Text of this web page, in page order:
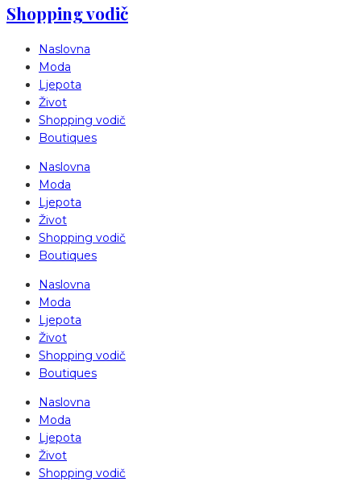
Shopping vodič
Naslovna
Moda
Ljepota
Život
Shopping vodič
Boutiques
Naslovna
Moda
Ljepota
Život
Shopping vodič
Boutiques
Naslovna
Moda
Ljepota
Život
Shopping vodič
Boutiques
Naslovna
Moda
Ljepota
Život
Shopping vodič